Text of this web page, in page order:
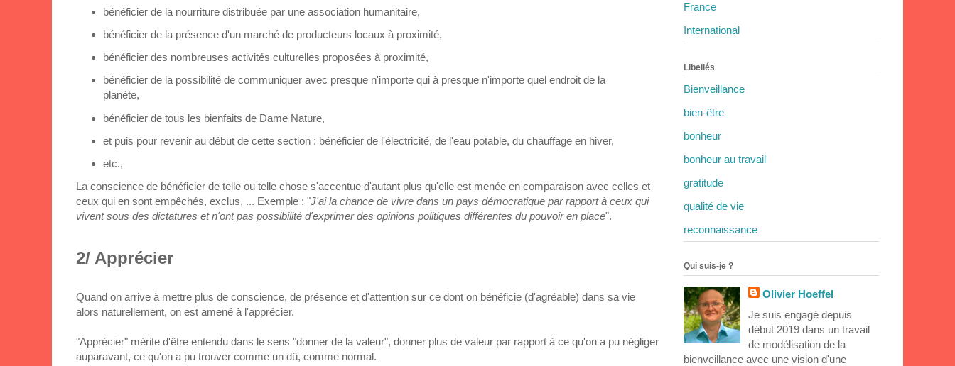
bénéficier de la nourriture distribuée par une association humanitaire,
bénéficier de la présence d'un marché de producteurs locaux à proximité,
bénéficier des nombreuses activités culturelles proposées à proximité,
bénéficier de la possibilité de communiquer avec presque n'importe qui à presque n'importe quel endroit de la
planète,
bénéficier de tous les bienfaits de Dame Nature,
et puis pour revenir au début de cette section : bénéficier de l'électricité, de l'eau potable, du chauffage en hiver,
etc.,
La conscience de bénéficier de telle ou telle chose s'accentue d'autant plus qu'elle est menée en comparaison avec celles et
ceux qui en sont empêchés, exclus, ... Exemple : "J'ai la chance de vivre dans un pays démocratique par rapport à ceux qui
vivent sous des dictatures et n'ont pas possibilité d'exprimer des opinions politiques différentes du pouvoir en place".
2/ Apprécier
Quand on arrive à mettre plus de conscience, de présence et d'attention sur ce dont on bénéficie (d'agréable) dans sa vie
alors naturellement, on est amené à l'apprécier.
"Apprécier" mérite d'être entendu dans le sens "donner de la valeur", donner plus de valeur par rapport à ce qu'on a pu négliger
auparavant, ce qu'on a pu trouver comme un dû, comme normal.
France
International
Libellés
Bienveillance
bien-être
bonheur
bonheur au travail
gratitude
qualité de vie
reconnaissance
Qui suis-je ?
Olivier Hoeffel
Je suis engagé depuis
début 2019 dans un travail
de modélisation de la
bienveillance avec une vision d'une